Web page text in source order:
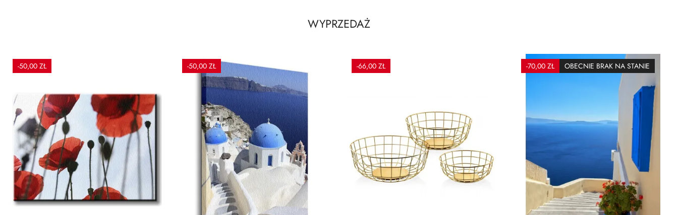
WYPRZEDAŻ
-50,00 ZŁ -50,00 ZŁ -66,00 ZŁ -70,00 ZŁ OBECNIE BRAK NA STANIE